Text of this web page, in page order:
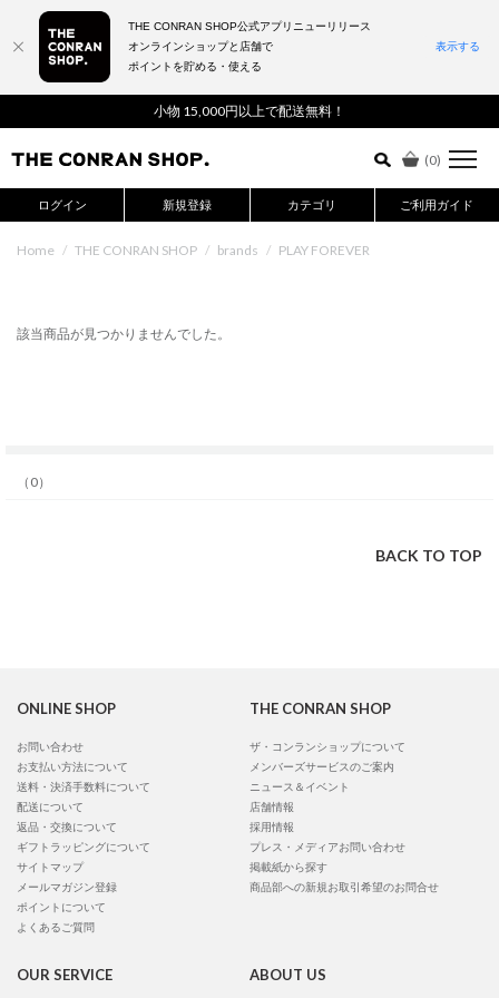
小物 15,000円以上で配送無料！
(0)
ログイン 新規登録 カテゴリ ご利用ガイド
詳細検索はこちら
Home / THE CONRAN SHOP / brands / PLAY FOREVER
該当商品が見つかりませんでした。
（0）
BACK TO TOP
ONLINE SHOP
お問い合わせ
お支払い方法について
送料・決済手数料について
配送について
返品・交換について
ギフトラッピングについて
サイトマップ
メールマガジン登録
ポイントについて
よくあるご質問
THE CONRAN SHOP
ザ・コンランショップについて
メンバーズサービスのご案内
ニュース＆イベント
店舗情報
採用情報
プレス・メディアお問い合わせ
掲載紙から探す
商品部への新規お取引希望のお問合せ
OUR SERVICE ABOUT US
THE CONRAN SHOP公式アプリニューリリース
オンラインショップと店舗で
ポイントを貯める・使える
表示する